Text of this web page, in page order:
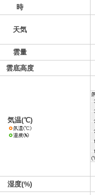
時
天気
雲量
雲底高度
気温(℃)
湿度(%)